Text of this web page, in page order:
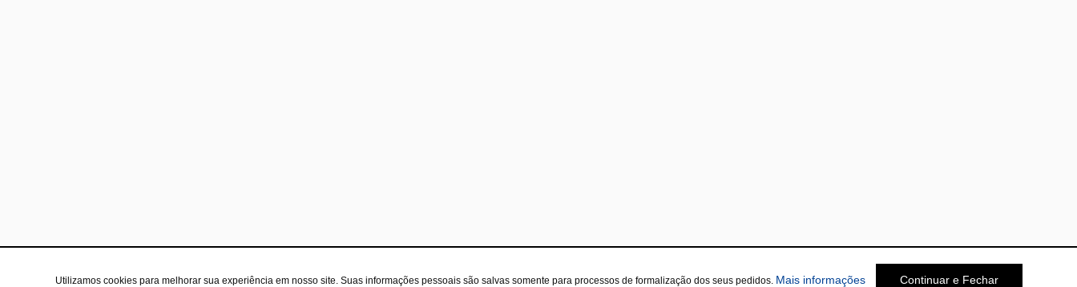
Utilizamos cookies para melhorar sua experiência em nosso site. Suas informações pessoais são salvas somente para processos de formalização dos seus pedidos. Mais informações Continuar e Fechar